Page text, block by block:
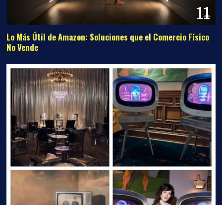
11
Lo Más Útil de Amazon: Soluciones que el Comercio Físico
No Vende